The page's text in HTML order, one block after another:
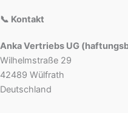
📞 Kontakt
Anka Vertriebs UG
Wilhelmstraße 29
42489 Wülfrath
Deutschland